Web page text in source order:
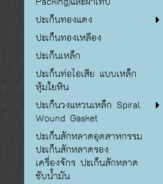
ปะเก็นทองแดง
ปะเก็นทองเหลือง
ปะเก็นเหล็ก
ปะเก็นท่อไอเสีย แบบเหล็ก
หุ้มใยหิน
ปะเก็นวงแหวนเหล็ก Spiral
Wound Gasket
ปะเก็นสักหลาดอุตสาหกรรม
ปะเก็นสักหลาดรอง
เครื่องจักร ปะเก็นสักหลาด
ซับน้ำมัน